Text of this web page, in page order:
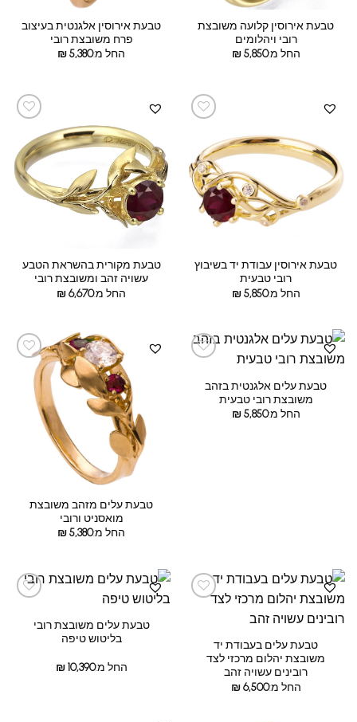
טבעת אירוסין קלועה משובצת
רובי ויהלומים
החל מ:
₪5,850
טבעת אירוסין אלגנטית בעיצוב
פרח משובצת רובי
החל מ:
₪5,380
טבעת אירוסין עבודת יד בשיבוץ
רובי טבעית
החל מ:
₪5,850
טבעת מקורית בהשראת הטבע
עשויה זהב ומשובצת רובי
החל מ:
₪6,670
טבעת עלים אלגנטית בזהב
משובצת רובי טבעית
החל מ:
₪5,850
טבעת עלים מזהב משובצת
מואסניט ורובי
החל מ:
₪5,380
טבעת עלים בעבודת יד
משובצת יהלום מרכזי לצד
רובינים עשויה זהב
החל מ:
₪6,500
טבעת עלים משובצת רובי
בליטוש טיפה
החל מ: ₪10,390